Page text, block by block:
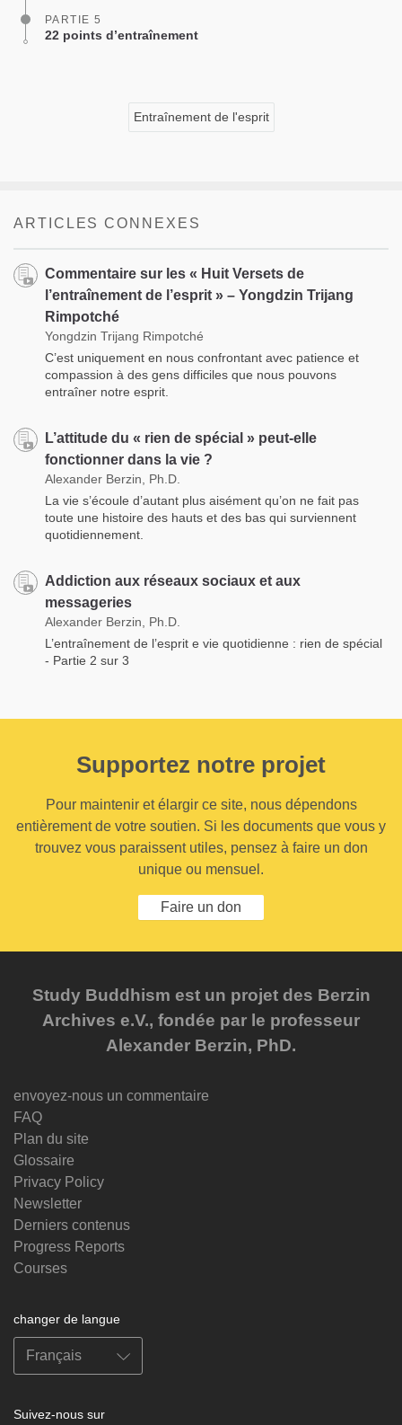
PARTIE 5
22 points d’entraînement
Entraînement de l'esprit
ARTICLES CONNEXES
Commentaire sur les « Huit Versets de
l’entraînement de l’esprit » – Yongdzin Trijang
Rimpotché
Yongdzin Trijang Rimpotché
C’est uniquement en nous confrontant avec patience et
compassion à des gens difficiles que nous pouvons
entraîner notre esprit.
L’attitude du « rien de spécial » peut-elle
fonctionner dans la vie ?
Alexander Berzin, Ph.D.
La vie s’écoule d’autant plus aisément qu’on ne fait pas
toute une histoire des hauts et des bas qui surviennent
quotidiennement.
Addiction aux réseaux sociaux et aux
messageries
Alexander Berzin, Ph.D.
L’entraînement de l’esprit e vie quotidienne : rien de spécial
- Partie 2 sur 3
Supportez notre projet
Pour maintenir et élargir ce site, nous dépendons
entièrement de votre soutien. Si les documents que vous y
trouvez vous paraissent utiles, pensez à faire un don
unique ou mensuel.
Faire un don
Study Buddhism est un projet des Berzin
Archives e.V., fondée par le professeur
Alexander Berzin, PhD.
envoyez-nous un commentaire
FAQ
Plan du site
Glossaire
Privacy Policy
Newsletter
Derniers contenus
Progress Reports
Courses
changer de langue
Suivez-nous sur